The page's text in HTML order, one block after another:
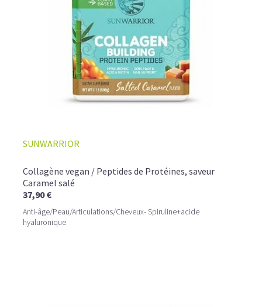
SUNWARRIOR
Collagène vegan / Peptides de Protéines, saveur
Caramel salé
37,90 €
Anti-âge/Peau/Articulations/Cheveux- Spiruline+acide
hyaluronique